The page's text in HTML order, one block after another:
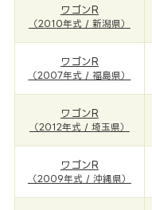
ワゴンR
（2010年式 / 新潟県）
ワゴンR
（2007年式 / 福島県）
ワゴンR
（2012年式 / 埼玉県）
ワゴンR
（2009年式 / 沖縄県）